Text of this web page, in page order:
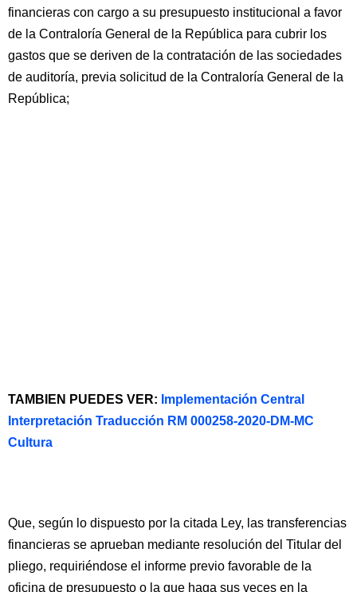
financieras con cargo a su presupuesto institucional a favor
de la Contraloría General de la República para cubrir los
gastos que se deriven de la contratación de las sociedades
de auditoría, previa solicitud de la Contraloría General de la
República;
TAMBIEN PUEDES VER: Implementación Central
Interpretación Traducción RM 000258-2020-DM-MC
Cultura
Que, según lo dispuesto por la citada Ley, las transferencias
financieras se aprueban mediante resolución del Titular del
pliego, requiriéndose el informe previo favorable de la
oficina de presupuesto o la que haga sus veces en la